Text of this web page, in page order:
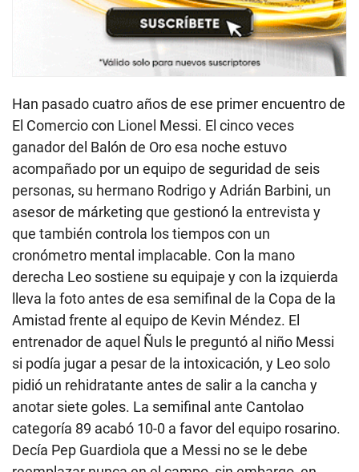
Han pasado cuatro años de ese primer encuentro de
El Comercio con Lionel Messi. El cinco veces
ganador del Balón de Oro esa noche estuvo
acompañado por un equipo de seguridad de seis
personas, su hermano Rodrigo y Adrián Barbini, un
asesor de márketing que gestionó la entrevista y
que también controla los tiempos con un
cronómetro mental implacable. Con la mano
derecha Leo sostiene su equipaje y con la izquierda
lleva la foto antes de esa semifinal de la Copa de la
Amistad frente al equipo de Kevin Méndez. El
entrenador de aquel Ñuls le preguntó al niño Messi
si podía jugar a pesar de la intoxicación, y Leo solo
pidió un rehidratante antes de salir a la cancha y
anotar siete goles. La semifinal ante Cantolao
categoría 89 acabó 10-0 a favor del equipo rosarino.
Decía Pep Guardiola que a Messi no se le debe